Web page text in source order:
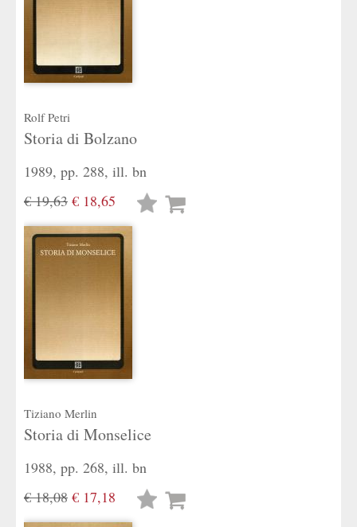
Rolf Petri
Storia di Bolzano
1989, pp. 288, ill. bn
€ 19,63 € 18,65
Lista
Tiziano Merlin
Storia di Monselice
1988, pp. 268, ill. bn
€ 18,08 € 17,18
Lista